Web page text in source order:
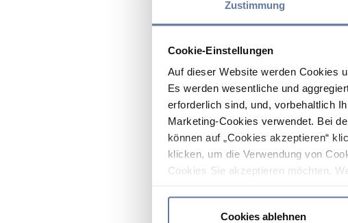
Zustimmung
Cookie-Einstellungen
Auf dieser Website werden Cookies
Es werden wesentliche und
erforderlich sind, und, vorbehaltlich
Marketing-Cookies verwendet. Bei
können auf „Cookies akzeptieren“
klicken, um die Verwendung von
Cookies Sie akzeptieren möchten.
Cookies ablehnen